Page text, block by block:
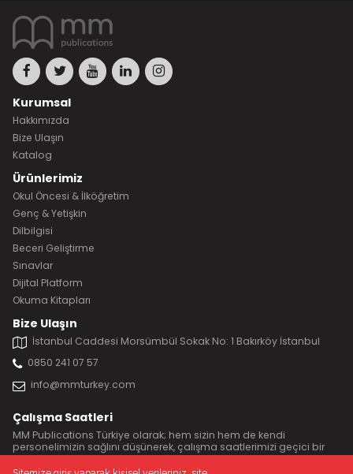
Kurumsal
Hakkımızda
Bize Ulaşın
Katalog
Ürünlerimiz
Okul Öncesi & İlköğretim
Genç & Yetişkin
Dilbilgisi
Beceri Geliştirme
Sınavlar
Dijital Platform
Okuma Kitapları
Bize Ulaşın
İstanbul Caddesi Morsümbül Sokak No: 1 Bakırköy İstanbul
0850 241 07 57
info@mmturkey.com
Çalışma Saatleri
MM Publications Türkiye olarak; hem sizin hem de kendi
personelimizin sağlını düşünerek, çalışma saatlerimizi geçici bir
süreliğine 11:00 ile 17:00 yaptık.